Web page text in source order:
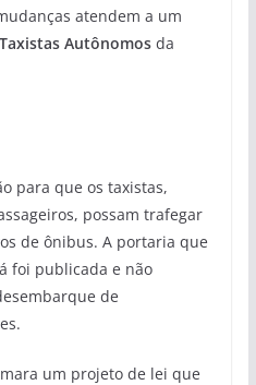
atendem a um
Autônomosda
para que os taxistas,
possam trafegar
de ônibus. A portaria que
foi publicada e não
de
um projeto de lei que